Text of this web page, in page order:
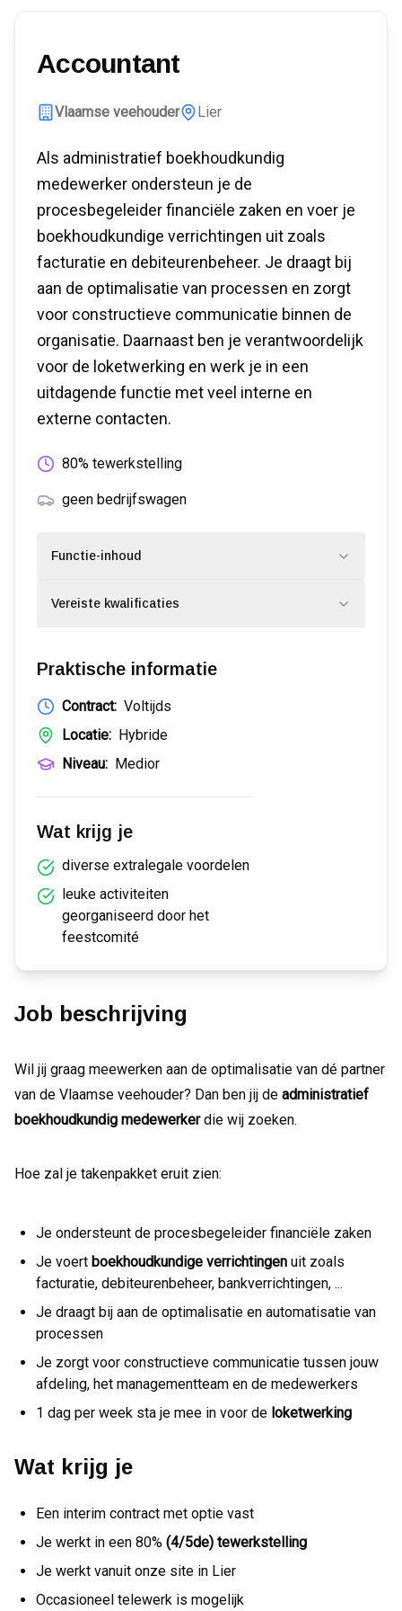
Accountant
Vlaamse veehouder Lier
Als administratief boekhoudkundig
medewerker ondersteun je de
procesbegeleider financiële zaken en voer je
boekhoudkundige verrichtingen uit zoals
facturatie en debiteurenbeheer. Je draagt bij
aan de optimalisatie van processen en zorgt
voor constructieve communicatie binnen de
organisatie. Daarnaast ben je verantwoordelijk
voor de loketwerking en werk je in een
uitdagende functie met veel interne en
externe contacten.
80% tewerkstelling
geen bedrijfswagen
Functie-inhoud
Vereiste kwalificaties
Praktische informatie
Contract: Voltijds
Locatie: Hybride
Niveau: Medior
Wat krijg je
diverse extralegale voordelen
leuke activiteiten
georganiseerd door het
feestcomité
Job beschrijving
Wil jij graag meewerken aan de optimalisatie van dé partner
van de Vlaamse veehouder? Dan ben jij de administratief
boekhoudkundig medewerkerdie wij zoeken.
Hoe zal je takenpakket eruit zien:
Je ondersteunt de procesbegeleider financiële zaken
Je voert boekhoudkundige verrichtingen uit zoals
facturatie, debiteurenbeheer, bankverrichtingen, ...
Je draagt bij aan de optimalisatie en automatisatie van
processen
Je zorgt voor constructieve communicatie tussen jouw
afdeling, het managementteam en de medewerkers
1 dag per week sta je mee in voor de loketwerking
Wat krijg je
Een interim contract met optie vast
Je werkt in een 80% (4/5de) tewerkstelling
Je werkt vanuit onze site in Lier
Occasioneel telewerk is mogelijk